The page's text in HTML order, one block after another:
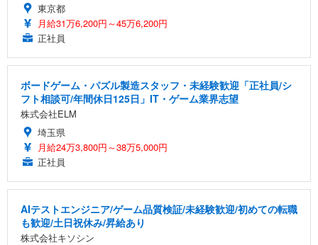
東京都
月給31万6,200円～45万6,200円
正社員
ボードゲーム・パズル製造スタッフ・未経験歓迎「正社員/シ
フト相談可/年間休日125日」IT・ゲーム業界志望
株式会社ELM
埼玉県
月給24万3,800円～38万5,000円
正社員
AIテストエンジニア/ゲーム品質検証/未経験歓迎/初めての転職
も歓迎/土日祝休み/昇給あり
株式会社キソシン